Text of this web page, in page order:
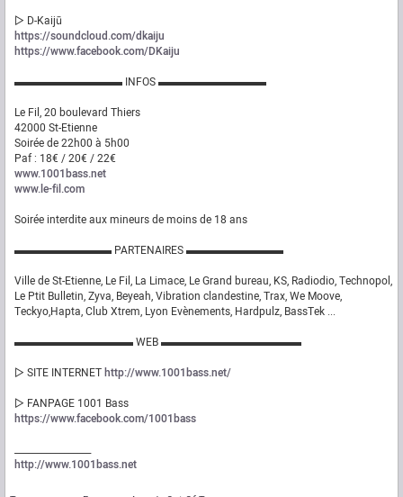
▷ D-Kaijū
https://soundcloud.com/dkaiju
https://www.facebook.com/DKaiju
▬▬▬▬▬▬▬▬▬▬ INFOS ▬▬▬▬▬▬▬▬▬▬
Le Fil, 20 boulevard Thiers
42000 St-Etienne
Soirée de 22h00 à 5h00
Paf : 18€ / 20€ / 22€
www.1001bass.net
www.le-fil.com
Soirée interdite aux mineurs de moins de 18 ans
▬▬▬▬▬▬▬▬▬ PARTENAIRES ▬▬▬▬▬▬▬▬▬
Ville de St-Etienne, Le Fil, La Limace, Le Grand bureau, KS, Radiodio, Technopol,
Le Ptit Bulletin, Zyva, Beyeah, Vibration clandestine, Trax, We Moove,
Teckyo,Hapta, Club Xtrem, Lyon Evènements, Hardpulz, BassTek ...
▬▬▬▬▬▬▬▬▬▬▬ WEB ▬▬▬▬▬▬▬▬▬▬▬▬▬
▷ SITE INTERNEThttp://www.1001bass.net/
▷ FANPAGE 1001 Bass
https://www.facebook.com/1001bass
_________________
http://www.1001bass.net